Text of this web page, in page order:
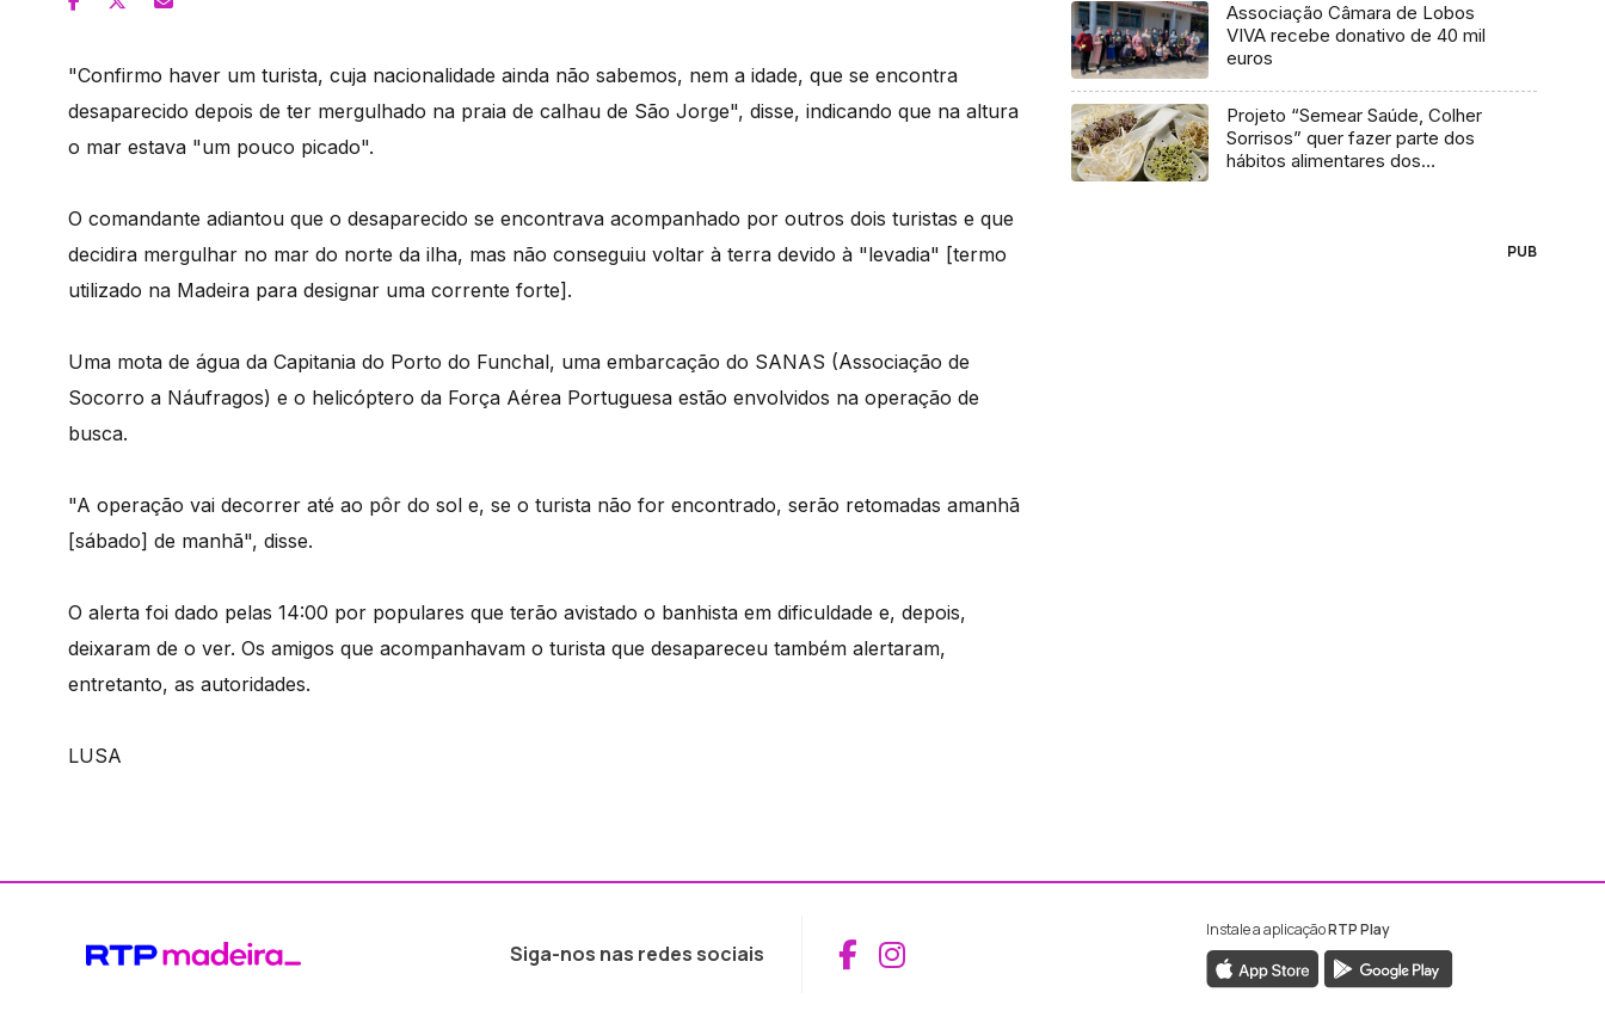
"Confirmo haver um turista, cuja nacionalidade ainda não sabemos, nem a idade, que se encontra
desaparecido depois de ter mergulhado na praia de calhau de São Jorge", disse, indicando que na altura
o mar estava "um pouco picado".
O comandante adiantou que o desaparecido se encontrava acompanhado por outros dois turistas e que
decidira mergulhar no mar do norte da ilha, mas não conseguiu voltar à terra devido à "levadia" [termo
utilizado na Madeira para designar uma corrente forte].
Uma mota de água da Capitania do Porto do Funchal, uma embarcação do SANAS (Associação de
Socorro a Náufragos) e o helicóptero da Força Aérea Portuguesa estão envolvidos na operação de
busca.
"A operação vai decorrer até ao pôr do sol e, se o turista não for encontrado, serão retomadas amanhã
[sábado] de manhã", disse.
O alerta foi dado pelas 14:00 por populares que terão avistado o banhista em dificuldade e, depois,
deixaram de o ver. Os amigos que acompanhavam o turista que desapareceu também alertaram,
entretanto, as autoridades.
LUSA
Associação Câmara de Lobos
VIVA recebe donativo de 40 mil
euros
Projeto “Semear Saúde, Colher
Sorrisos” quer fazer parte dos
hábitos alimentares dos
PUB
Siga-nos nas redes sociais Aceder ao Facebook da RTP Madeira
Aceder ao Instagram da RTP Madeira
Instale a aplicaçãoRTP Play